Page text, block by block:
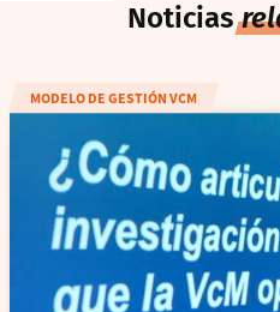
Noticias
MODELO DE GESTIÓN VCM